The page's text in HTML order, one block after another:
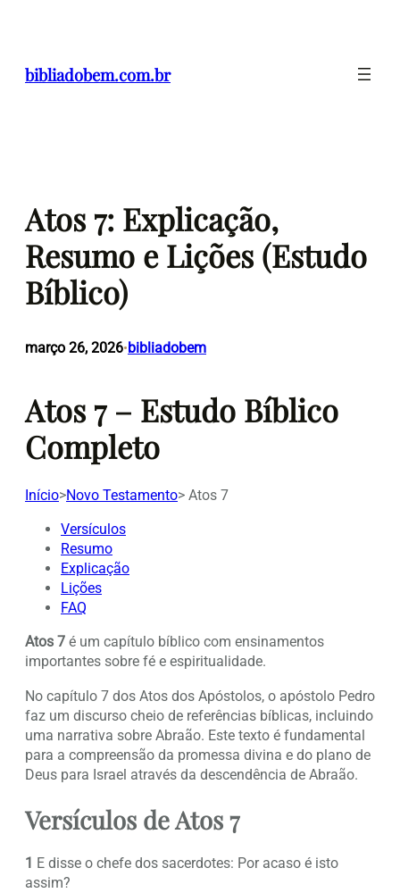
conteúdo
bibliadobem.com.br
Atos 7: Explicação,
Resumo e Lições (Estudo
Bíblico)
março 26, 2026•bibliadobem
Atos 7 – Estudo Bíblico
Completo
Início>Novo Testamento> Atos 7
Versículos
Resumo
Explicação
Lições
FAQ
Atos 7 é um capítulo bíblico com ensinamentos
importantes sobre fé e espiritualidade.
No capítulo 7 dos Atos dos Apóstolos, o apóstolo Pedro
faz um discurso cheio de referências bíblicas, incluindo
uma narrativa sobre Abraão. Este texto é fundamental
para a compreensão da promessa divina e do plano de
Deus para Israel através da descendência de Abraão.
Versículos de Atos 7
1 E disse o chefe dos sacerdotes: Por acaso é isto
assim?